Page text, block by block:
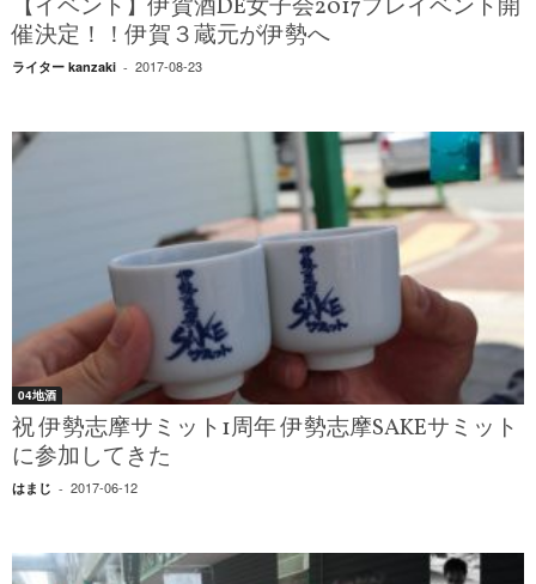
【イベント】伊賀酒DE女子会2017プレイベント開
催決定！！伊賀３蔵元が伊勢へ
ライター kanzaki - 2017-08-23
04地酒
祝 伊勢志摩サミット1周年 伊勢志摩SAKEサミット
に参加してきた
はまじ - 2017-06-12